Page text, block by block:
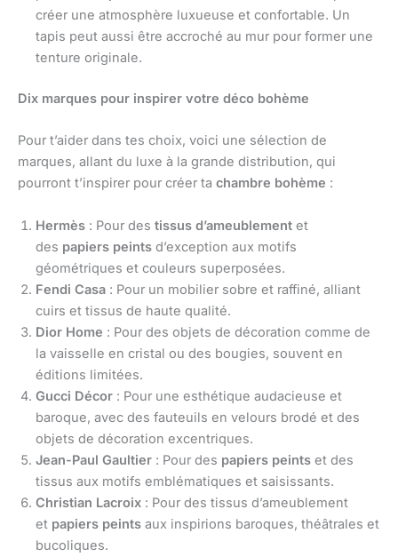
créer une atmosphère luxueuse et confortable. Un
tapis peut aussi être accroché au mur pour former une
tenture originale.
Dix marques pour inspirer votre déco bohème
Pour t’aider dans tes choix, voici une sélection de
marques, allant du luxe à la grande distribution, qui
pourront t’inspirer pour créer ta chambre bohème :
Hermès : Pour des tissus d’ameublement et
des papiers peints d’exception aux motifs
géométriques et couleurs superposées.
Fendi Casa : Pour un mobilier sobre et raffiné, alliant
cuirs et tissus de haute qualité.
Dior Home : Pour des objets de décoration comme de
la vaisselle en cristal ou des bougies, souvent en
éditions limitées.
Gucci Décor : Pour une esthétique audacieuse et
baroque, avec des fauteuils en velours brodé et des
objets de décoration excentriques.
Jean-Paul Gaultier : Pour des papiers peints et des
tissus aux motifs emblématiques et saisissants.
Christian Lacroix : Pour des tissus d’ameublement
et papiers peints aux inspirions baroques, théâtrales et
bucoliques.